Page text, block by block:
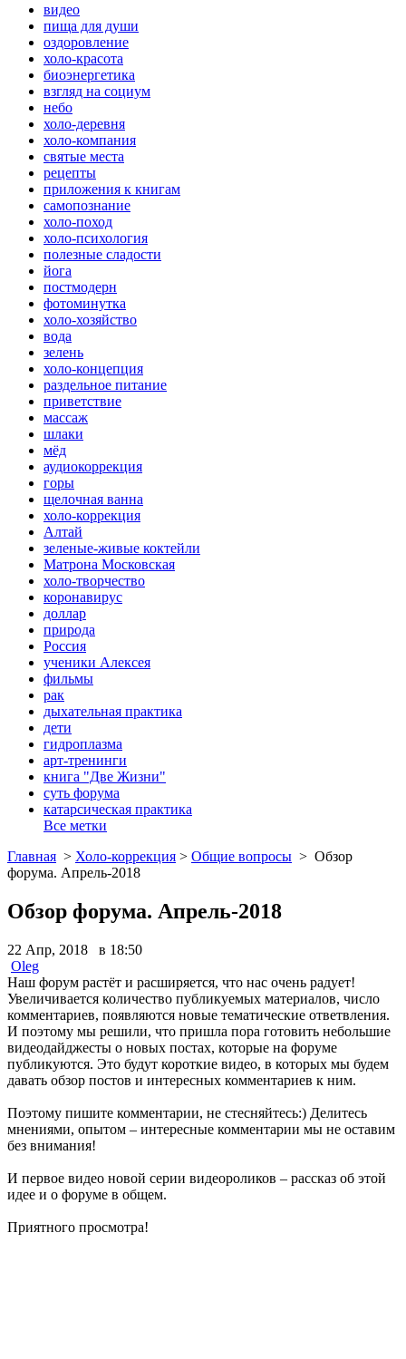
видео
пища для души
оздоровление
холо-красота
биоэнергетика
взгляд на социум
небо
холо-деревня
холо-компания
святые места
рецепты
приложения к книгам
самопознание
холо-поход
холо-психология
полезные сладости
йога
постмодерн
фотоминутка
холо-хозяйство
вода
зелень
холо-концепция
раздельное питание
приветствие
массаж
шлаки
мёд
аудиокоррекция
горы
щелочная ванна
холо-коррекция
Алтай
зеленые-живые коктейли
Матрона Московская
холо-творчество
коронавирус
доллар
природа
Россия
ученики Алексея
фильмы
рак
дыхательная практика
дети
гидроплазма
арт-тренинги
книга "Две Жизни"
суть форума
катарсическая практика
Все метки
Главная > Холо-коррекция > Общие вопросы > Обзор
форума. Апрель-2018
Обзор форума. Апрель-2018
22 Апр, 2018 в 18:50
Oleg
Наш форум растёт и расширяется, что нас очень радует!
Увеличивается количество публикуемых материалов, число
комментариев, появляются новые тематические ответвления.
И поэтому мы решили, что пришла пора готовить небольшие
видеодайджесты о новых постах, которые на форуме
публикуются. Это будут короткие видео, в которых мы будем
давать обзор постов и интересных комментариев к ним.
Поэтому пишите комментарии, не стесняйтесь:) Делитесь
мнениями, опытом – интересные комментарии мы не оставим
без внимания!
И первое видео новой серии видеороликов – рассказ об этой
идее и о форуме в общем.
Приятного просмотра!